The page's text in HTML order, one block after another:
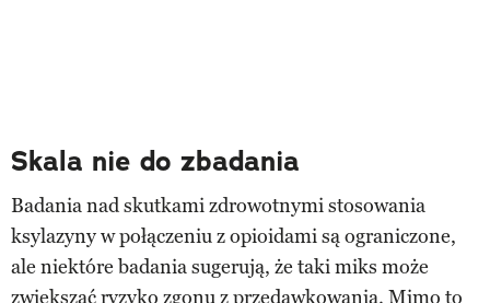
Skala nie do zbadania
Badania nad skutkami zdrowotnymi stosowania
ksylazyny w połączeniu z opioidami są ograniczone,
ale niektóre badania sugerują, że taki miks może
zwiększać ryzyko zgonu z przedawkowania. Mimo to